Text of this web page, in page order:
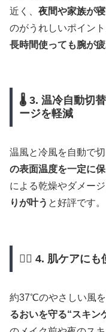
近く、 夜間や家族が
のがうれしいポイン
長時間使っても腕が
🌡 3. 温冷自動切
ージを軽減
温風と冷風を自動で
の表面温度を一定に
による乾燥やダメージ
りが叶う と好評です。
💆‍♀️ 4. 肌ケアにも
約37℃のやさしい風を
るおいを守る“スキン